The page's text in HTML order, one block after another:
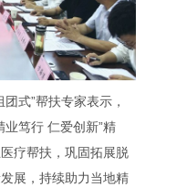
式”帮扶专家表示，
笃行 仁爱创新”精
疗帮扶，巩固拓展脱
展，持续助力当地精